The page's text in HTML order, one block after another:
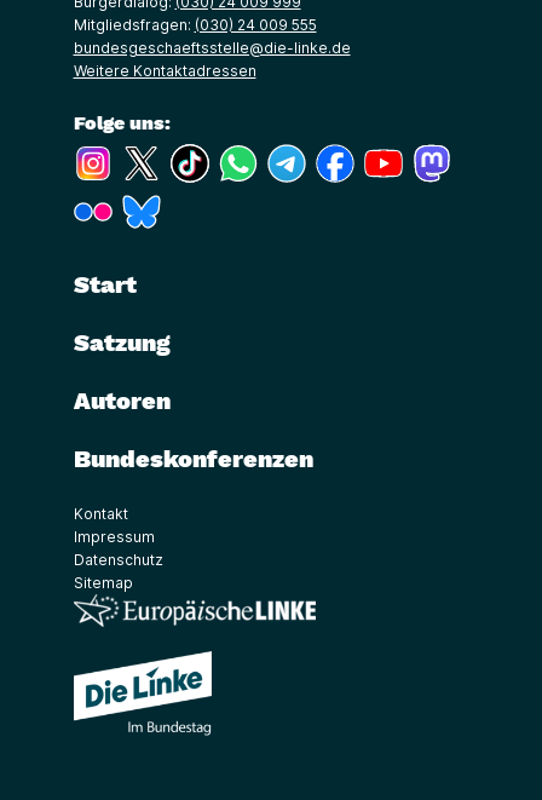
Mitgliedsfragen: (030) 24 009 555
bundesgeschaeftsstelle@die-linke.de
Weitere Kontaktadressen
Folge uns:
(Link öffnet ein neues Fenster)
(Link öffnet ein neues Fenster)
(Link öffnet ein neues Fenster)
(Link öffnet ein neues Fenster)
(Link öffnet ein neues Fenster)
(Link öffnet ein neues
(Link öffnet ein
(Link öffnet ein neues Fenster)
Start
Satzung
Autoren
Bundeskonferenzen
Kontakt
Impressum
Datenschutz
Sitemap
(Link öffnet ein neues Fenster)